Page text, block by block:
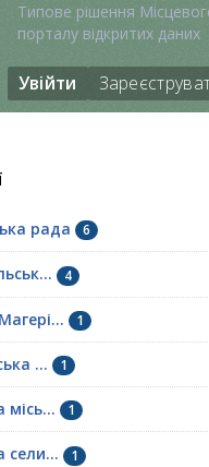
Типове рішення
порталу відкритих даних
Увійти
рада 6
4
1
... 1
місь... 1
сели... 1